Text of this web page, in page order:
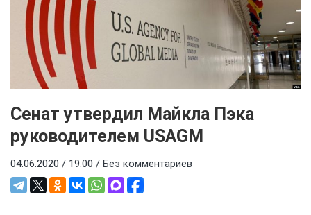
Cенат утвердил Майкла Пэка
руководителем USAGM
04.06.2020 / 19:00 / Без комментариев